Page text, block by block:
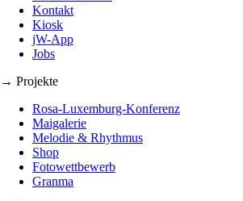
Kontakt
Kiosk
jW-App
Jobs
→ Projekte
Rosa-Luxemburg-Konferenz
Maigalerie
Melodie & Rhythmus
Shop
Fotowettbewerb
Granma